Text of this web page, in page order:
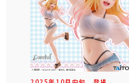
2025年 10月 中旬 登場